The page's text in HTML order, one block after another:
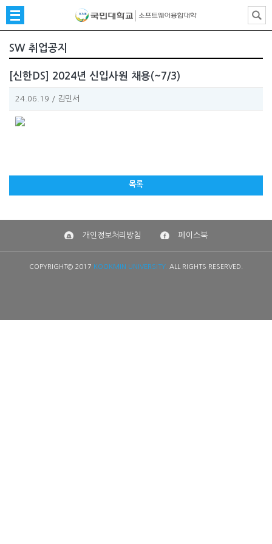
SW 취업공지
[신한DS] 2024년 신입사원 채용(~7/3)
24.06.19 / 김민서
목록
개인정보처리방침 페이스북
COPYRIGHT© 2017 KOOKMIN UNIVERSITY. ALL RIGHTS RESERVED.